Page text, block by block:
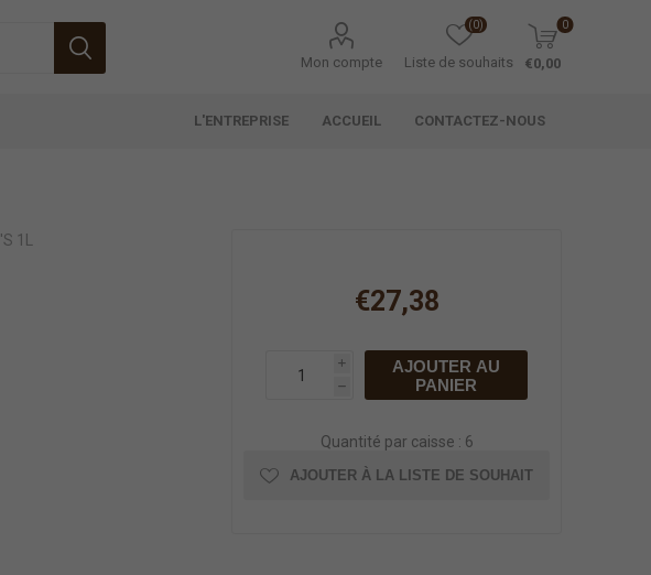
Mon compte Liste de souhaits
(0) 0
€0,00
L'ENTREPRISE ACCUEIL CONTACTEZ-NOUS
1L
€27,38
i
h
AJOUTER AU
PANIER
Quantité par caisse : 6
AJOUTER À LA LISTE DE SOUHAIT